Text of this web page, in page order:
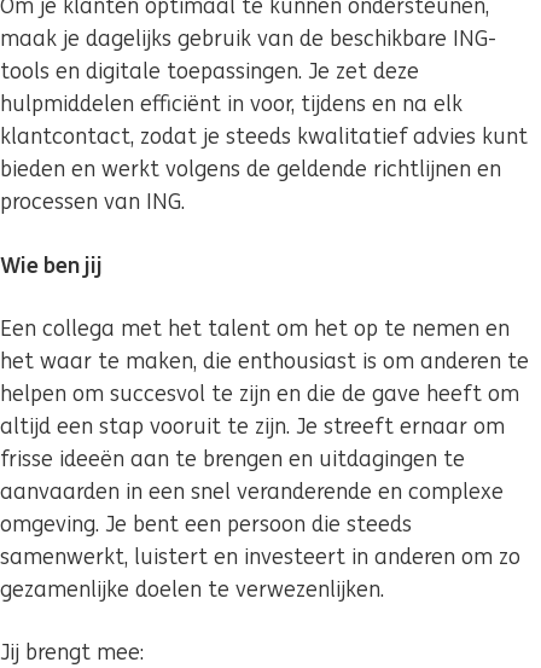
Om je klanten optimaal te kunnen ondersteunen,
maak je dagelijks gebruik van de beschikbare ING-
tools en digitale toepassingen. Je zet deze
hulpmiddelen efficiënt in voor, tijdens en na elk
klantcontact, zodat je steeds kwalitatief advies kunt
bieden en werkt volgens de geldende richtlijnen en
processen van ING.
Wie ben jij
Een collega met het talent om het op te nemen en
het waar te maken, die enthousiast is om anderen te
helpen om succesvol te zijn en die de gave heeft om
altijd een stap vooruit te zijn. Je streeft ernaar om
frisse ideeën aan te brengen en uitdagingen te
aanvaarden in een snel veranderende en complexe
omgeving. Je bent een persoon die steeds
samenwerkt, luistert en investeert in anderen om zo
gezamenlijke doelen te verwezenlijken.
Jij brengt mee: